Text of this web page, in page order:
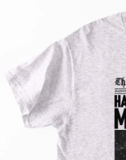
Domácnost
Kolekce
Oblečení